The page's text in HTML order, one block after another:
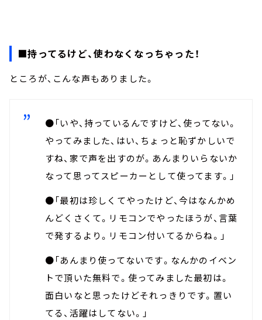
■持ってるけど、使わなくなっちゃった！
ところが、こんな声もありました。
●「いや、持っているんですけど、使ってない。
やってみました、はい、ちょっと恥ずかしいで
すね、家で声を出すのが。あんまりいらないか
なって思ってスピーカーとして使ってます。」
●「最初は珍しくてやったけど、今はなんかめ
んどくさくて。リモコンでやったほうが、言葉
で発するより。リモコン付いてるからね。」
●「あんまり使ってないです。なんかのイベン
トで頂いた無料で。使ってみました最初は。
面白いなと思ったけどそれっきりです。置い
てる、活躍はしてない。」